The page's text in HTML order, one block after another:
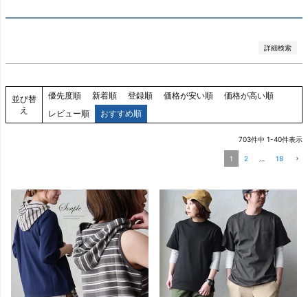
詳細検索
検索
並び替
え
優先度順 新着順 登録順 価格が安い順
価格が高い順
レビュー順
おすすめ順
703件中 1-40件表示
1 2 … 18